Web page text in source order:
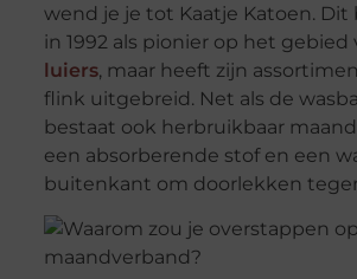
wend je je tot Kaatje Katoen. Dit
in 1992 als pionier op het gebied
luiers, maar heeft zijn
flink uitgebreid. Net als de
bestaat ook herbruikbaar
een absorberende stof en een
buitenkant om doorlekken